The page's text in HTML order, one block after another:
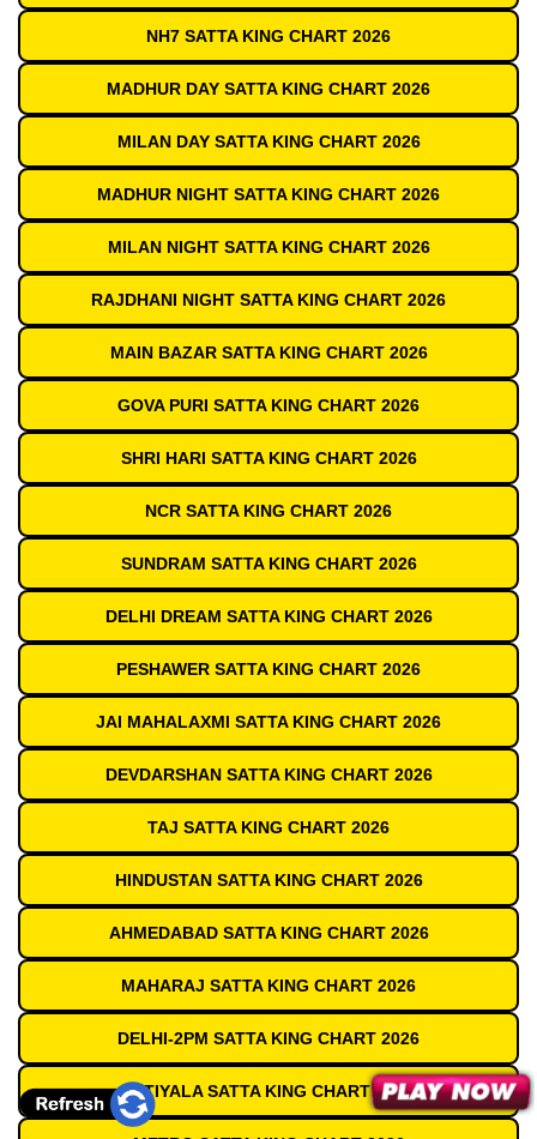
NH7 SATTA KING CHART 2026
MADHUR DAY SATTA KING CHART 2026
MILAN DAY SATTA KING CHART 2026
MADHUR NIGHT SATTA KING CHART 2026
MILAN NIGHT SATTA KING CHART 2026
RAJDHANI NIGHT SATTA KING CHART 2026
MAIN BAZAR SATTA KING CHART 2026
GOVA PURI SATTA KING CHART 2026
SHRI HARI SATTA KING CHART 2026
NCR SATTA KING CHART 2026
SUNDRAM SATTA KING CHART 2026
DELHI DREAM SATTA KING CHART 2026
PESHAWER SATTA KING CHART 2026
JAI MAHALAXMI SATTA KING CHART 2026
DEVDARSHAN SATTA KING CHART 2026
TAJ SATTA KING CHART 2026
HINDUSTAN SATTA KING CHART 2026
AHMEDABAD SATTA KING CHART 2026
MAHARAJ SATTA KING CHART 2026
DELHI-2PM SATTA KING CHART 2026
PATIYALA SATTA KING CHART 2026